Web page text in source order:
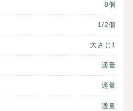
8個
1/2個
大さじ1
適量
適量
適量